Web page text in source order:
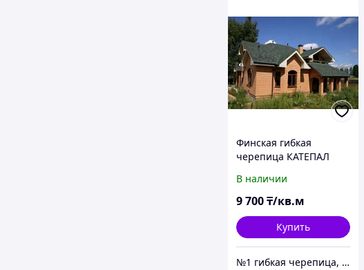
Финская гибкая
черепица КАТЕПАЛ
Коллекция Jazzy
Зеленый
В наличии
9 700₸/кв.м
Купить
№1 гибкая черепица, композитная черепица из Европы, по лучшим ценам в Алматы